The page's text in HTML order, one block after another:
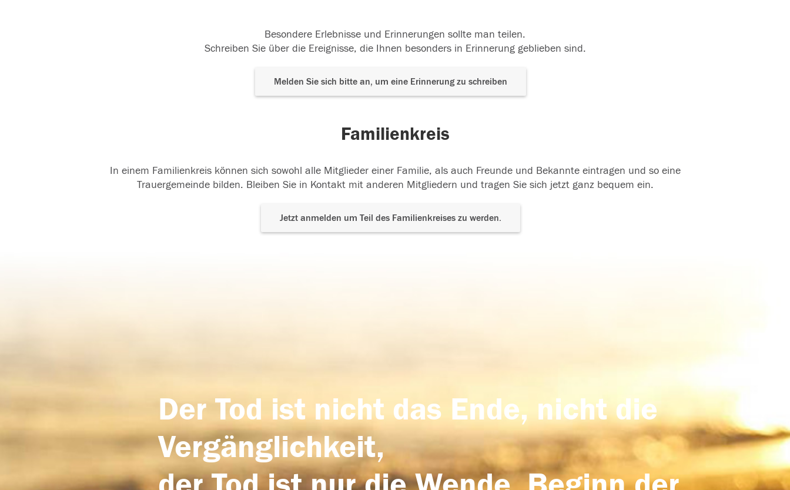
Besondere Erlebnisse und Erinnerungen sollte man teilen.
Schreiben Sie über die Ereignisse, die Ihnen besonders in Erinnerung geblieben sind.
Melden Sie sich bitte an, um eine Erinnerung zu schreiben
Familienkreis
In einem Familienkreis können sich sowohl alle Mitglieder einer Familie, als auch Freunde und Bekannte eintragen und so eine
Trauergemeinde bilden. Bleiben Sie in Kontakt mit anderen Mitgliedern und tragen Sie sich jetzt ganz bequem ein.
Jetzt anmelden um Teil des Familienkreises zu werden.
Der Tod ist nicht das Ende, nicht die
Vergänglichkeit,